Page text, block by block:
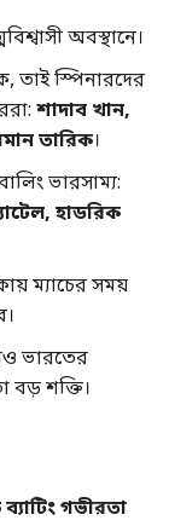
অবস্থানে।
তাই স্পিনারদের
শাদাব খান,
তারিক।
ভারসাম্য:
হাডরিক
ম্যাচের সময়
ভারতের
বড় শক্তি।
গভীরতা